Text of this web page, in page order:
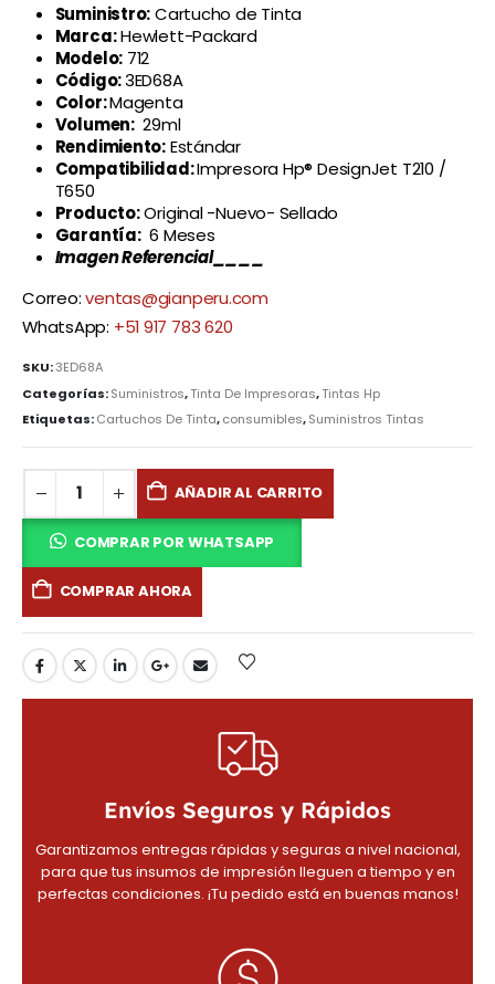
Suministro:Cartucho de Tinta
Marca:Hewlett-Packard
Modelo: 712
Código:3ED68A
Color:Magenta
Volumen:29ml
Rendimiento:Estándar
Compatibilidad:Impresora Hp® DesignJet T210 /
T650
Producto:Original -Nuevo- Sellado
Garantía:6 Meses
Imagen Referencial____
Correo:ventas@gianperu.com
WhatsApp: +51 917 783 620
SKU:3ED68A
Categorías:Suministros,Tinta De Impresoras,Tintas Hp
Etiquetas:Cartuchos De Tinta,consumibles,Suministros Tintas
AÑADIR AL CARRITO
COMPRAR POR WHATSAPP
COMPRAR AHORA
Envíos Seguros y Rápidos
Garantizamos entregas rápidas y seguras a nivel nacional,
para que tus insumos de impresión lleguen a tiempo y en
perfectas condiciones. ¡Tu pedido está en buenas manos!